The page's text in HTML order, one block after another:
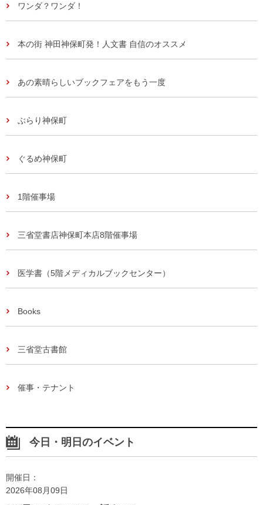
ワンダ？ワンダ！
本の街 神田神保町発！人文書 自信のオススメ
あの素晴らしいブックフェアをもう一度
ぶらり神保町
ぐるめ神保町
1階催事場
三省堂書店神保町本店8階催事場
医学書（5階メディカルブックセンター）
Books
三省堂古書館
催事・テナント
今日・明日のイベント
開催日：
2026年08月09日